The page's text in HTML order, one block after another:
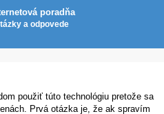
poradňa
a odpovede
použiť túto technológiu pretože sa
Prvá otázka je, že ak spravím
vrtov+rúrka 100 cm (k
aplikácii Inject
Activator)
€20,00